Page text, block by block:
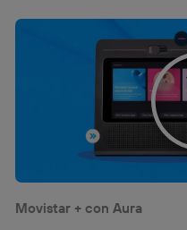
Movistar + con Aura